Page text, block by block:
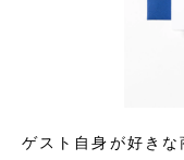
ゲスト自身が好きな